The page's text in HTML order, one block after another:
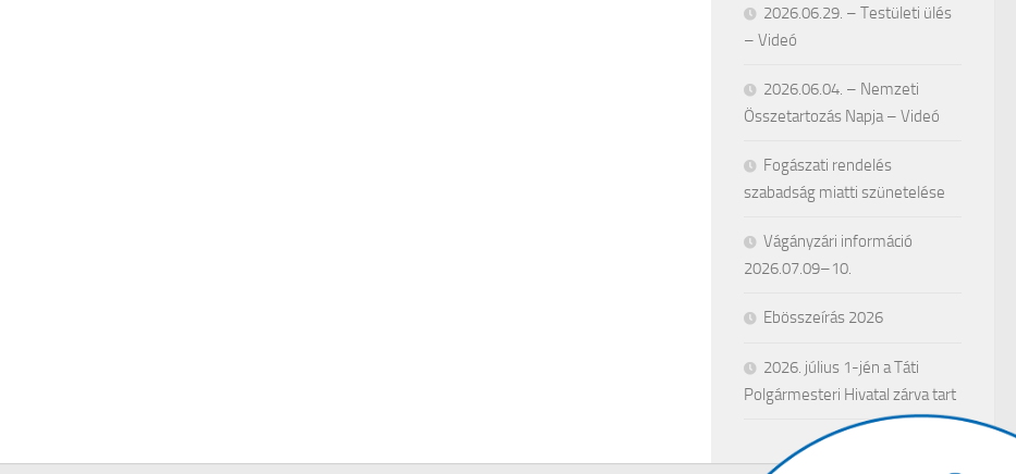
2026.06.29. – Testületi ülés
– Videó
2026.06.04. – Nemzeti
Összetartozás Napja – Videó
Fogászati rendelés
szabadság miatti szünetelése
Vágányzári információ
2026.07.09–10.
Ebösszeírás 2026
2026. július 1-jén a Táti
Polgármesteri Hivatal zárva tart